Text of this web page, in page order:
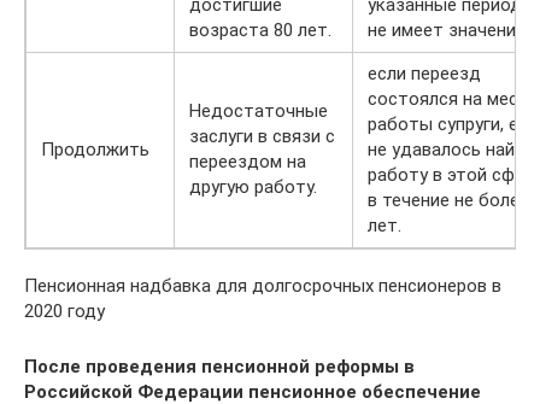
достигшие
возраста 80 лет.
указанные периоды,
не имеет значения.
Продолжить
Недостаточные
заслуги в связи с
переездом на
другую работу.
если переезд
состоялся на место
работы супруги,
не удавалось найти
работу в этой
в течение не более
лет.
Пенсионная надбавка для долгосрочных пенсионеров в
2020 году
После проведения пенсионной реформы в
Российской Федерации пенсионное обеспечение